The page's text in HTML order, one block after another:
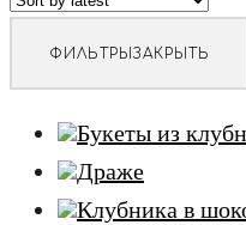
ФИЛЬТРЫЗАКРЫТЬ
Букеты из
Драже
Клубника в